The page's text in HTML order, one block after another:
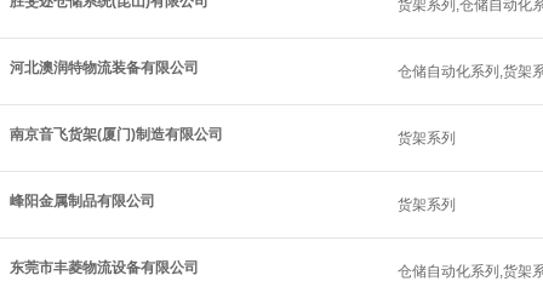
货架系列,仓储自动化
河北澳润特物流装备有限公司 仓储自动化系列,货架
南京音飞货架(厦门)制造有限公司 货架系列
峰阳金属制品有限公司 货架系列
东莞市丰菱物流设备有限公司 仓储自动化系列,货架